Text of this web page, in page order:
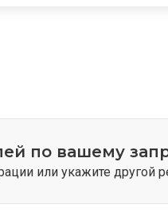
по вашему
или укажите другой